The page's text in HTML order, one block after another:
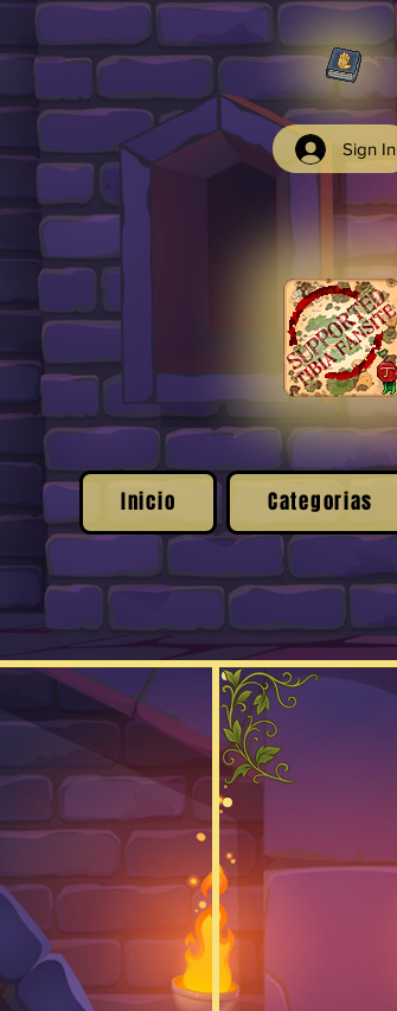
Sign In
Inicio Categorias